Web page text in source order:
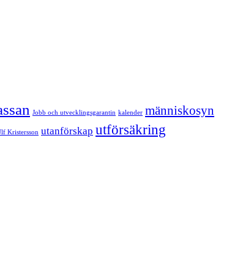
Jobb och utvecklingsgarantin kalender människosyn
Kristersson utanförskap utförsäkring